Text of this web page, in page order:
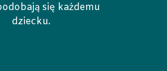
się każdemu
dziecku.